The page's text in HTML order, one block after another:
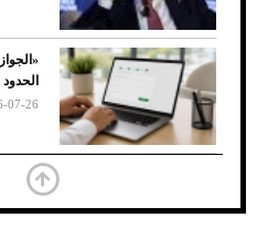
7 نصائح لاختيار لون
الأسود
الحدود
07-26
يفوز